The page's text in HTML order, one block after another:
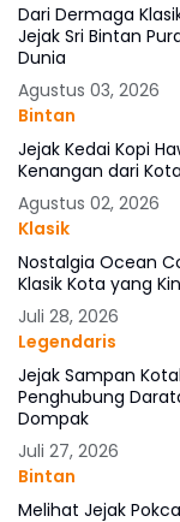
Dari Dermaga
Jejak Sri Bintan
Dunia
Agustus 03, 2026
Bintan
Jejak Kedai Kopi
Kenangan dari
Agustus 02, 2026
Klasik
Nostalgia Ocean
Klasik Kota yang
Juli 28, 2026
Legendaris
Jejak Sampan
Penghubung
Dompak
Juli 27, 2026
Bintan
Melihat Jejak